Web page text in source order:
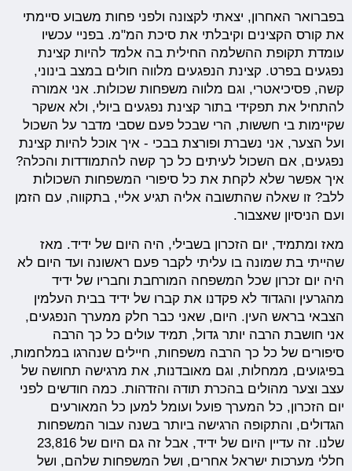
בפברואר האחרון, יצאתי לקצונה ולפני פחות משבוע סיימתי
את קורס הקצינים וקיבלתי את סיכת המ"מ. בפניי עכשיו
עומדת תקופת ההשלמה החילית בה אלמד להיות קצינת
נפגעים בפרט. קצינת הנפגעים מלווה חולים במצב בינוני,
קשה, פסיכיאטרי, וגם מלווה משפחות שכולות. אני אמורה
להתחיל את תפקידי בתור קצינת נפגעים ביולי, ולא אשקר
שקיימות בי חששות, הרי שבכל פעם שסבי מדבר על השכול
ועל הצער, אני נשברת ופורצת בבכי - איך אוכל להיות קצינת
נפגעים, אם השכול לעיתים כל כך קשה להתמודדות והכלה?
איך אפשר שלא לקחת את כל סיפורי המשפחות השכולות
ללב? זו שאלה שהתשובה אליה תגיע אליי, בתקווה, עם הזמן
ועם הניסיון שאצבור.
מאז ומתמיד, יום הזכרון בשבילי, היה היום של ידיד. מאז
שהייתי בת שמונה בו עליתי לקבר פעם ראשונה ועד היום לא
היה יום זכרון שכל המשפחה המורחבת וחבריו של ידיד
מהגרעין והגדוד לא פקדנו את קברו של ידיד בבית העלמין
הצבאי בראש העין. היום, שאני כבר חלק ממערך הנפגעים,
אני חושבת הרבה יותר גדול, תמיד עולים כל כך הרבה
סיפורים של כל כך הרבה משפחות, חיילים שנהרגו במלחמות,
בפיגועים, ממחלות, וגם מאובדנות, את מרגישה תחושה של
עצב וצער מהולים בהכרת תודה והזדהות. כמה חודשים לפני
יום הזכרון, כל המערך פועל ועומל למען כל המאורעים
הגדולים, והתקופה הרגישה ביותר בשנה עבור המשפחות
שלנו. זה עדיין היום של ידיד, אבל זה גם היום של 23,816
חללי מערכות ישראל אחרים, ושל המשפחות שלהם, ושל